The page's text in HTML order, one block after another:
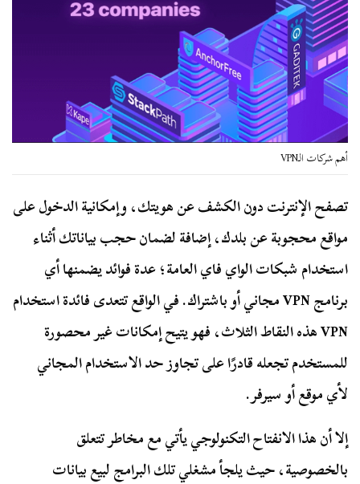
أهم شركات الـVPN
تصفح الإنترنت دون الكشف عن هويتك، وإمكانية الدخول على
مواقع محجوبة عن بلدك، إضافة لضمان حجب بياناتك أثناء
استخدام شبكات الواي فاي العامة؛ عدة فوائد يضمنها أي
برنامج VPN مجاني أو باشتراك. في الواقع تتعدى فائدة استخدام
VPN هذه النقاط الثلاث، فهو يتيح إمكانات غير محصورة
للمستخدم تجعله قادرًا على تجاوز حد الاستخدام المجاني
لأي موقع أو سيرفر.
إلا أن هذا الانفتاح التكنولوجي يأتي مع مخاطر تتعلق
بالخصوصية، حيث يلجأ مشغلي تلك البرامج لبيع بيانات